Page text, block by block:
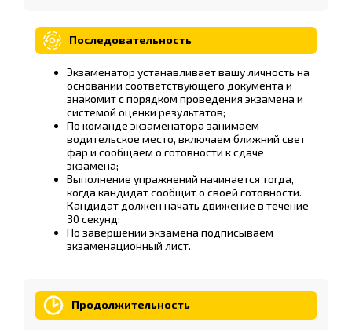
Последовательность
Экзаменатор устанавливает вашу личность на
основании соответствующего документа и
знакомит с порядком проведения экзамена и
системой оценки результатов;
По команде экзаменатора занимаем
водительское место, включаем ближний свет
фар и сообщаем о готовности к сдаче
экзамена;
Выполнение упражнений начинается тогда,
когда кандидат сообщит о своей готовности.
Кандидат должен начать движение в течение
30 секунд;
По завершении экзамена подписываем
экзаменационный лист.
Продолжительность